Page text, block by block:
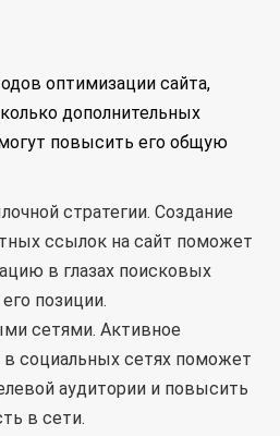
оптимизации сайта,
дополнительных
повысить его общую
стратегии. Создание
ссылок на сайт поможет
в глазах поисковых
позиции.
сетями. Активное
социальных сетях поможет
аудитории и повысить
в сети.